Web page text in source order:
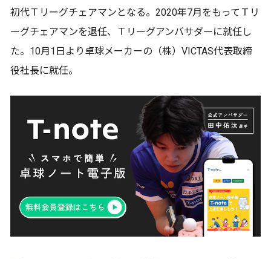
初代Ｔリーグチェアマンとなる。2020年7月をもってＴリ
ーグチェアマンを退任、Ｔリーグアンバサダーに就任し
た。10月1日より卓球メーカーの（株）VICTAS代表取締
役社長に就任。